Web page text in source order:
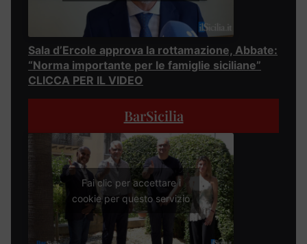
Sala d’Ercole approva la rottamazione, Abbate:
“Norma importante per le famiglie siciliane”
CLICCA PER IL VIDEO
BarSicilia
Fai clic per accettare i
cookie per questo servizio